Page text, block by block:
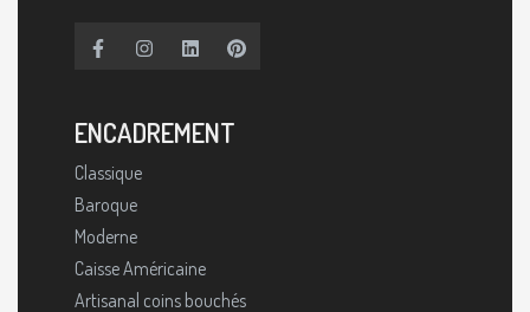
ENCADREMENT
Classique
Baroque
Moderne
Caisse Américaine
Artisanal coins bouchés